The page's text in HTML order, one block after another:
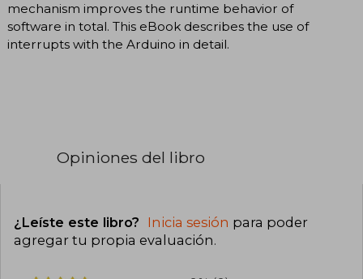
mechanism improves the runtime behavior of
software in total. This eBook describes the use of
interrupts with the Arduino in detail.
Opiniones del libro
¿Leíste este libro? Inicia sesión para poder
agregar tu propia evaluación.